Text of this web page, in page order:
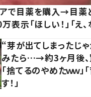
アで目薬を購入→目薬
示「ほしい！」「え、
“芽が出てしまったじ
みたら…→約3ヶ月後
「捨てるのやめたｗｗ」
す！」